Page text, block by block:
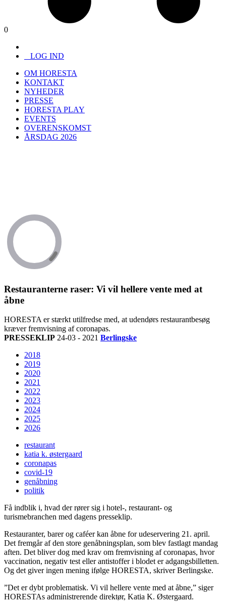
0
LOG IND
OM HORESTA
KONTAKT
NYHEDER
PRESSE
HORESTA PLAY
EVENTS
OVERENSKOMST
ÅRSDAG 2026
Restauranterne raser: Vi vil hellere vente med at
åbne
HORESTA er stærkt utilfredse med, at udendørs restaurantbesøg
kræver fremvisning af coronapas.
PRESSEKLIP 24-03 - 2021 Berlingske
2018
2019
2020
2021
2022
2023
2024
2025
2026
restaurant
katia k. østergaard
coronapas
covid-19
genåbning
politik
Få indblik i, hvad der rører sig i hotel-, restaurant- og
turismebranchen med dagens presseklip.
Restauranter, barer og caféer kan åbne for udeservering 21. april.
Det fremgår af den store genåbningsplan, som blev fastlagt mandag
aften. Det bliver dog med krav om fremvisning af coronapas, hvor
vaccination, negativ test eller antistoffer i blodet er adgangsbilletten.
Og det giver ingen mening ifølge HORESTA, skriver Berlingske.
”Det er dybt problematisk. Vi vil hellere vente med at åbne,” siger
HORESTAs administrerende direktør, Katia K. Østergaard.